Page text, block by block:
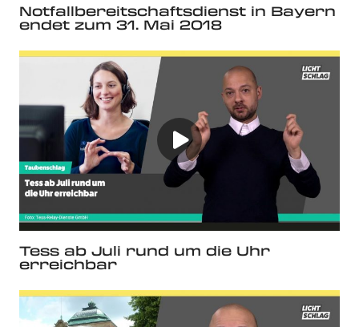
Notfallbereitschaftsdienst in Bayern
endet zum 31. Mai 2018
Tess ab Juli rund um die Uhr
erreichbar